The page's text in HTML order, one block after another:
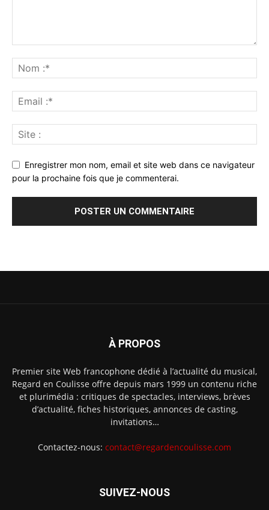
Enregistrer mon nom, email et site web dans ce navigateur
pour la prochaine fois que je commenterai.
À PROPOS
Premier site Web francophone dédié à l’actualité du musical,
Regard en Coulisse offre depuis mars 1999 un contenu riche
et plurimédia : critiques de spectacles, interviews, brèves
d’actualité, fiches historiques, annonces de casting,
invitations…
Contactez-nous: contact@regardencoulisse.com
SUIVEZ-NOUS